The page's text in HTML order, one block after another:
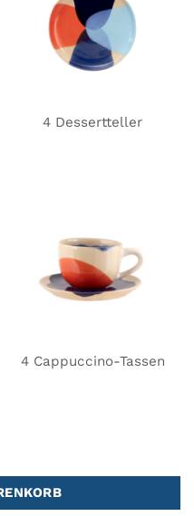
4 Dessertteller
4 Cappuccino-Tassen